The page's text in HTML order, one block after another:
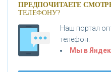
«БАНК
Банки.ру обновил
ПРЕДПОЧИТАЕТЕ
ТЕЛЕФОНУ?
Наш портал
телефон.
Мы в